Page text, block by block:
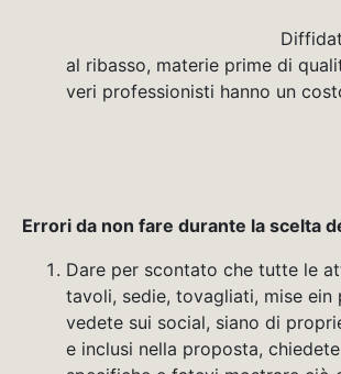
Diffidate da
al ribasso, materie prime di
veri professionisti hanno un
Errori da non fare durante la scelta
Dare per scontato che tutte le
tavoli, sedie, tovagliati, mise ein
vedete sui social, siano di
e inclusi nella proposta,